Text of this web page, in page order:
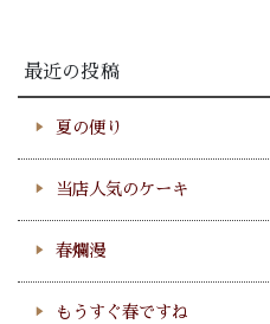
最近の投稿
夏の便り
当店人気のケーキ
春爛漫
もうすぐ春ですね